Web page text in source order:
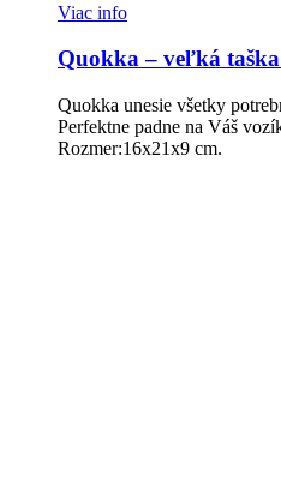
Viac info
Quokka – veľká
Quokka unesie všetky
Perfektne padne na Váš
Rozmer:16x21x9 cm.